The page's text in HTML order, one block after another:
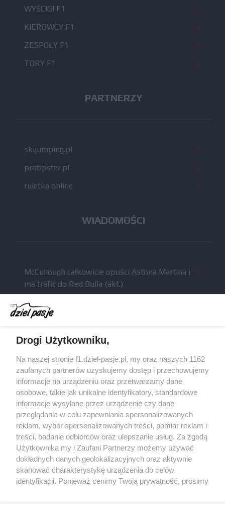
WYŚCIGI F1
KIEROWCY F1
ZESPOŁY F1
TORY F1
PARTNERZY
skijumping.pl
protipster.pl
ruletka online
WIADOMOŚCI
McCullough całkowicie opuści Astona Martina i
ma trafić do Red Bulla (akt.)
zeszłego sezonu
algorytmach?
Honda uświadomiła sobie skalę problemów z
silnikiem dopiero w styczniu
Audi planuje wprowadzić jeszcze cztery duże
pakiety poprawek w 2026 roku
Polityka prywatności © 2004 - 2026 GPmedia
Kopiowanie treści bez
zgody autorów zabronione.
Serwis internetowy, z którego korzystasz, używa plików
cookies. Są to pliki instalowane w urządzeniach
końcowych osób korzystających z serwisu, w celu
administrowania serwisem, poprawy jakości
świadczonych usług w tym dostosowania treści serwisu
Drogi Użytkowniku,
Na naszej stronie f1.dziel-pasje.pl, my oraz naszych 1162
zaufanych partnerów uzyskujemy dostęp i przechowujemy
informacje na urządzeniu oraz przetwarzamy dane
osobowe, takie jak unikalne identyfikatory, standardowe
informacje wysyłane przez urządzenie czy dane
przeglądania w celu zapewniania spersonalizowanych
reklam, wybór spersonalizowanych treści, pomiar reklam i
treści, badanie odbiorców oraz ulepszanie usług. Za zgodą
Użytkownika my i Zaufani Partnerzy możemy używać
dokładnych danych geolokalizacyjnych oraz aktywnie
skanować charakterystykę urządzenia do celów
identyfikacji. Ponieważ cenimy Twoją prywatność, prosimy